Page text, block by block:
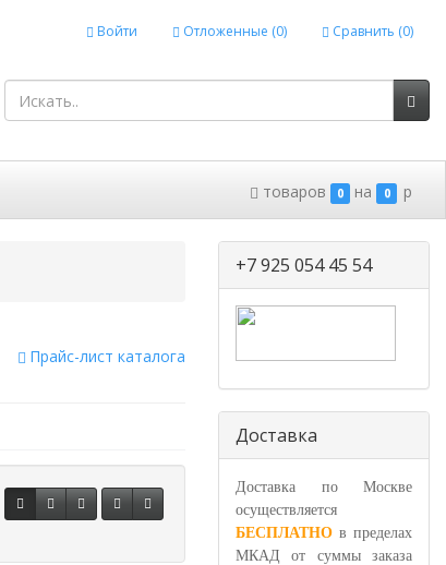
Войти Отложенные (0) Сравнить (0)
товаров 0 на 0 p
Прайс-лист каталога
+7 925 054 45 54
Доставка
Доставка по Москве
осуществляется
БЕСПЛАТНО в пределах
МКАД от суммы заказа